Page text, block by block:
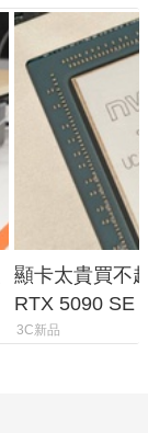
顯卡太貴買不
RTX 5090 SE
體
3C新品